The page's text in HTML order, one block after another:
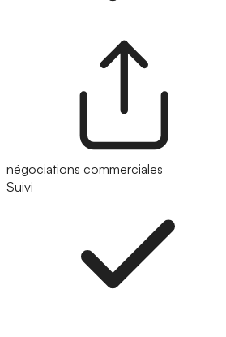
négociations commerciales
Suivi